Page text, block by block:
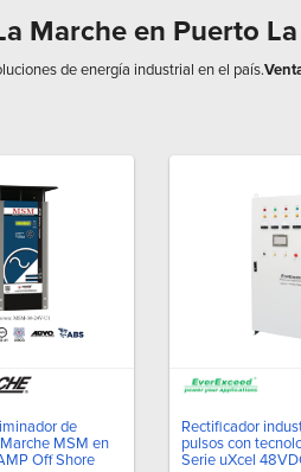
Marche en Puerto
de energía industrial en el país.
de
MSM en
Off Shore
Rectificador
pulsos con
Serie uXcel